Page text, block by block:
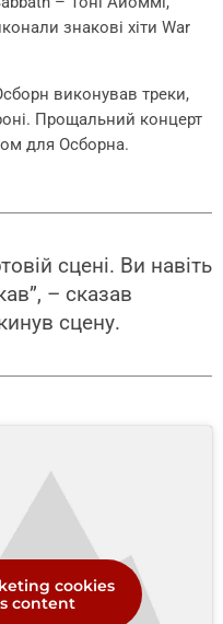
знакові хіти War
виконував треки,
Прощальний концерт
для Осборна.
сцені. Ви навіть
– сказав
сцену.
cookies
content